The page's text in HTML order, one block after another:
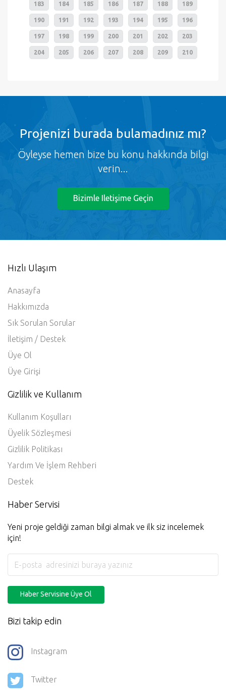
183 184 185 186 187 188 189
190 191 192 193 194 195 196
197 198 199 200 201 202 203
204 205 206 207 208 209 210
Projenizi burada bulamadınız mı?
Öyleyse hemen bize bu konu hakkında bilgi
verin...
Bizimle Iletişime Geçin
Hızlı Ulaşım
Anasayfa
Hakkımızda
Sık Sorulan Sorular
İletişim / Destek
Üye Ol
Üye Girişi
Gizlilik ve Kullanım
Kullanım Koşulları
Üyelik Sözleşmesi
Gizlilik Politikası
Yardım Ve İşlem Rehberi
Destek
Haber Servisi
Yeni proje geldiği zaman bilgi almak ve ilk siz incelemek
için!
Haber Servisine Üye Ol
Bizi takip edin
Instagram
Twitter